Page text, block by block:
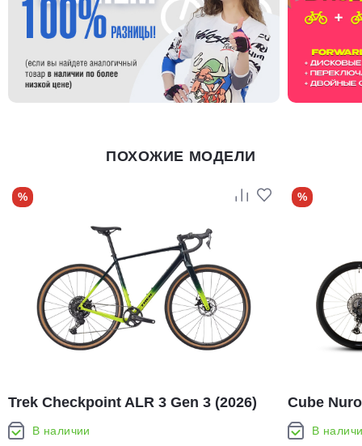
ПОХОЖИЕ МОДЕЛИ
%
Trek Checkpoint ALR 3 Gen 3 (2026)
В наличии
%
Cube
В